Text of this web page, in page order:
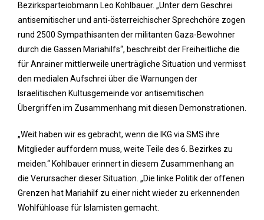
Bezirksparteiobmann Leo Kohlbauer. „Unter dem Geschrei
antisemitischer und anti-österreichischer Sprechchöre zogen
rund 2500 Sympathisanten der militanten Gaza-Bewohner
durch die Gassen Mariahilfs“, beschreibt der Freiheitliche die
für Anrainer mittlerweile unerträgliche Situation und vermisst
den medialen Aufschrei über die Warnungen der
Israelitischen Kultusgemeinde vor antisemitischen
Übergriffen im Zusammenhang mit diesen Demonstrationen.
„Weit haben wir es gebracht, wenn die IKG via SMS ihre
Mitglieder auffordern muss, weite Teile des 6. Bezirkes zu
meiden.“ Kohlbauer erinnert in diesem Zusammenhang an
die Verursacher dieser Situation. „Die linke Politik der offenen
Grenzen hat Mariahilf zu einer nicht wieder zu erkennenden
Wohlfühloase für Islamisten gemacht.